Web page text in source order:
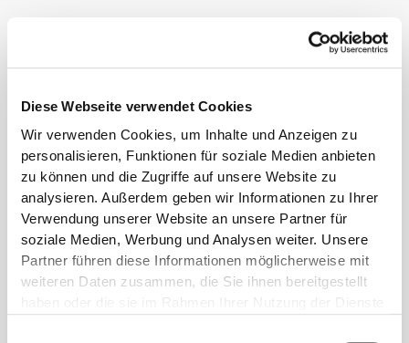
Diese Webseite verwendet Cookies
Wir verwenden Cookies, um Inhalte und Anzeigen zu
personalisieren, Funktionen für soziale Medien anbieten
zu können und die Zugriffe auf unsere Website zu
analysieren. Außerdem geben wir Informationen zu Ihrer
Verwendung unserer Website an unsere Partner für
soziale Medien, Werbung und Analysen weiter. Unsere
Partner führen diese Informationen möglicherweise mit
weiteren Daten zusammen, die Sie ihnen bereitgestellt
X Shaker Fusion Shaker Bottle
€14.99
Stratos Shaker
€14.99
Hydra 1.0L Crystal Bottle
Info und Pflegehinweise
Der X Shaker wurde entwickelt, um das Mixen zu
revolutionieren. Das Design mit abgerundetem
Boden hilft dir, eine homogene Mischung zu